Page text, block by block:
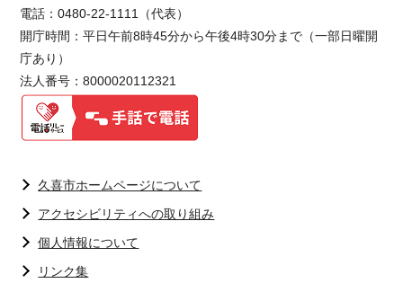
電話：0480-22-1111（代表）
開庁時間：平日午前8時45分から午後4時30分まで（一部日曜開
庁あり）
法人番号：8000020112321
久喜市ホームページについて
アクセシビリティへの取り組み
個人情報について
リンク集